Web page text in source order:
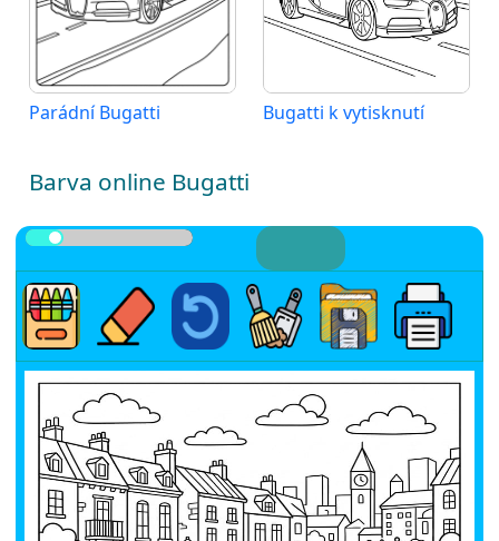
Parádní Bugatti Bugatti k vytisknutí
Barva online Bugatti